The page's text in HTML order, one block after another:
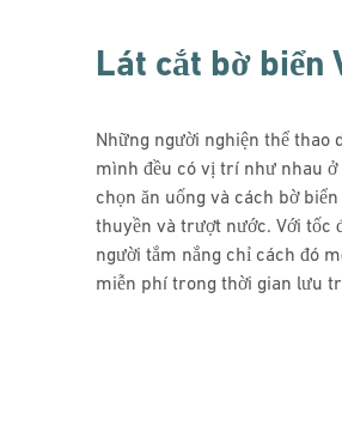
Lát cắt bờ biển
Những người nghiện thể thao
mình đều có vị trí như nhau ở
chọn ăn uống và cách bờ
thuyền và trượt nước. Với tốc
người tắm nắng chỉ cách đó
miễn phí trong thời gian lưu